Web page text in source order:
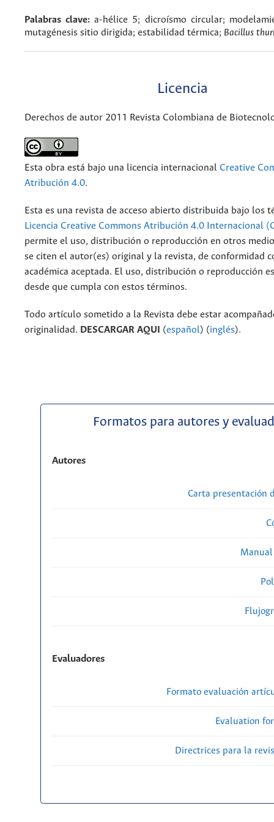
Palabras clave: a-hélice 5; dicroísmo circular;
mutagénesis sitio dirigida; estabilidad térmica; Bacillus
Licencia
Derechos de autor 2011 Revista Colombiana de
Esta obra está bajo una licencia internacional Creative
Atribución 4.0.
Esta es una revista de acceso abierto distribuida bajo los
Licencia Creative Commons Atribución 4.0 Internacional
permite el uso, distribución o reproducción en otros
se citen el autor(es) original y la revista, de conformidad
académica aceptada. El uso, distribución o reproducción
desde que cumpla con estos términos.
Todo artículo sometido a la Revista debe estar
originalidad. DESCARGAR AQUI (español) (inglés).
Formatos para autores y
Autores
Carta presentación
Evaluadores
Formato evaluación
Evaluation
Directrices para la